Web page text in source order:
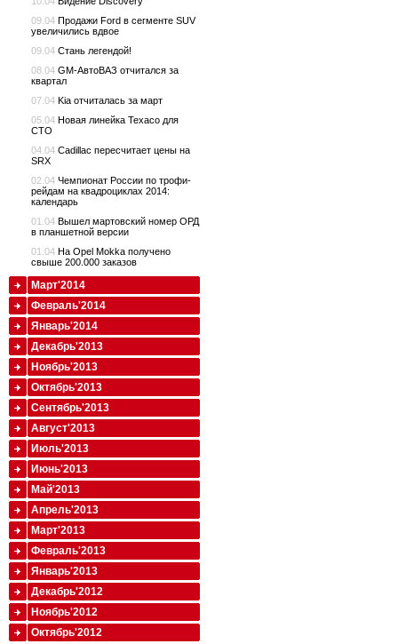
09.04 Продажи Ford в сегменте SUV
увеличились вдвое
09.04 Стань легендой!
08.04 GM-АвтоВАЗ отчитался за
квартал
07.04 Kia отчиталась за март
05.04 Новая линейка Texaco для
СТО
04.04 Cadillac пересчитает цены на
SRX
02.04 Чемпионат России по трофи-
рейдам на квадроциклах 2014:
календарь
01.04 Вышел мартовский номер ОРД
в планшетной версии
01.04 На Opel Mokka получено
свыше 200.000 заказов
Март'2014
Февраль'2014
Январь'2014
Декабрь'2013
Ноябрь'2013
Октябрь'2013
Сентябрь'2013
Август'2013
Июль'2013
Июнь'2013
Май'2013
Апрель'2013
Март'2013
Февраль'2013
Январь'2013
Декабрь'2012
Ноябрь'2012
Октябрь'2012